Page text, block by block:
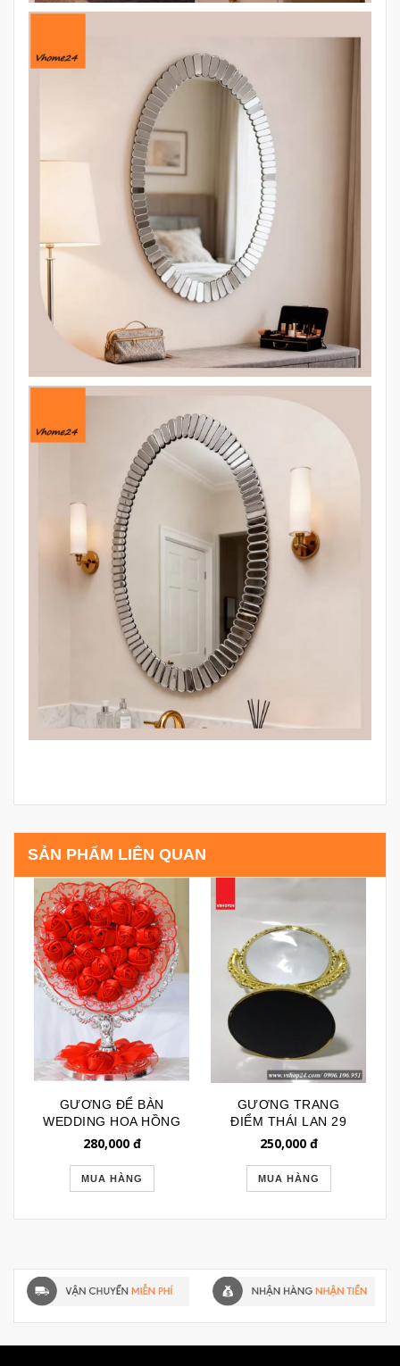
SẢN PHẨM LIÊN QUAN
GƯƠNG ĐỂ BÀN
WEDDING HOA HỒNG
TIM ĐỎ 084
280,000đ
MUA HÀNG
GƯƠNG TRANG
ĐIỂM THÁI LAN 29
250,000đ
MUA HÀNG